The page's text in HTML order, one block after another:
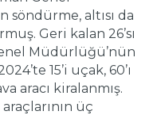
söndürme, altısı da
Geri kalan 26’sı
Müdürlüğü’nün
15’i uçak, 60’ı
aracı kiralanmış.
üç